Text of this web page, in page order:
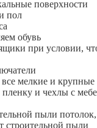
поверхности
пол
обувь
при условии,
мелкие и
и чехлы с
пыли
строительной пыли